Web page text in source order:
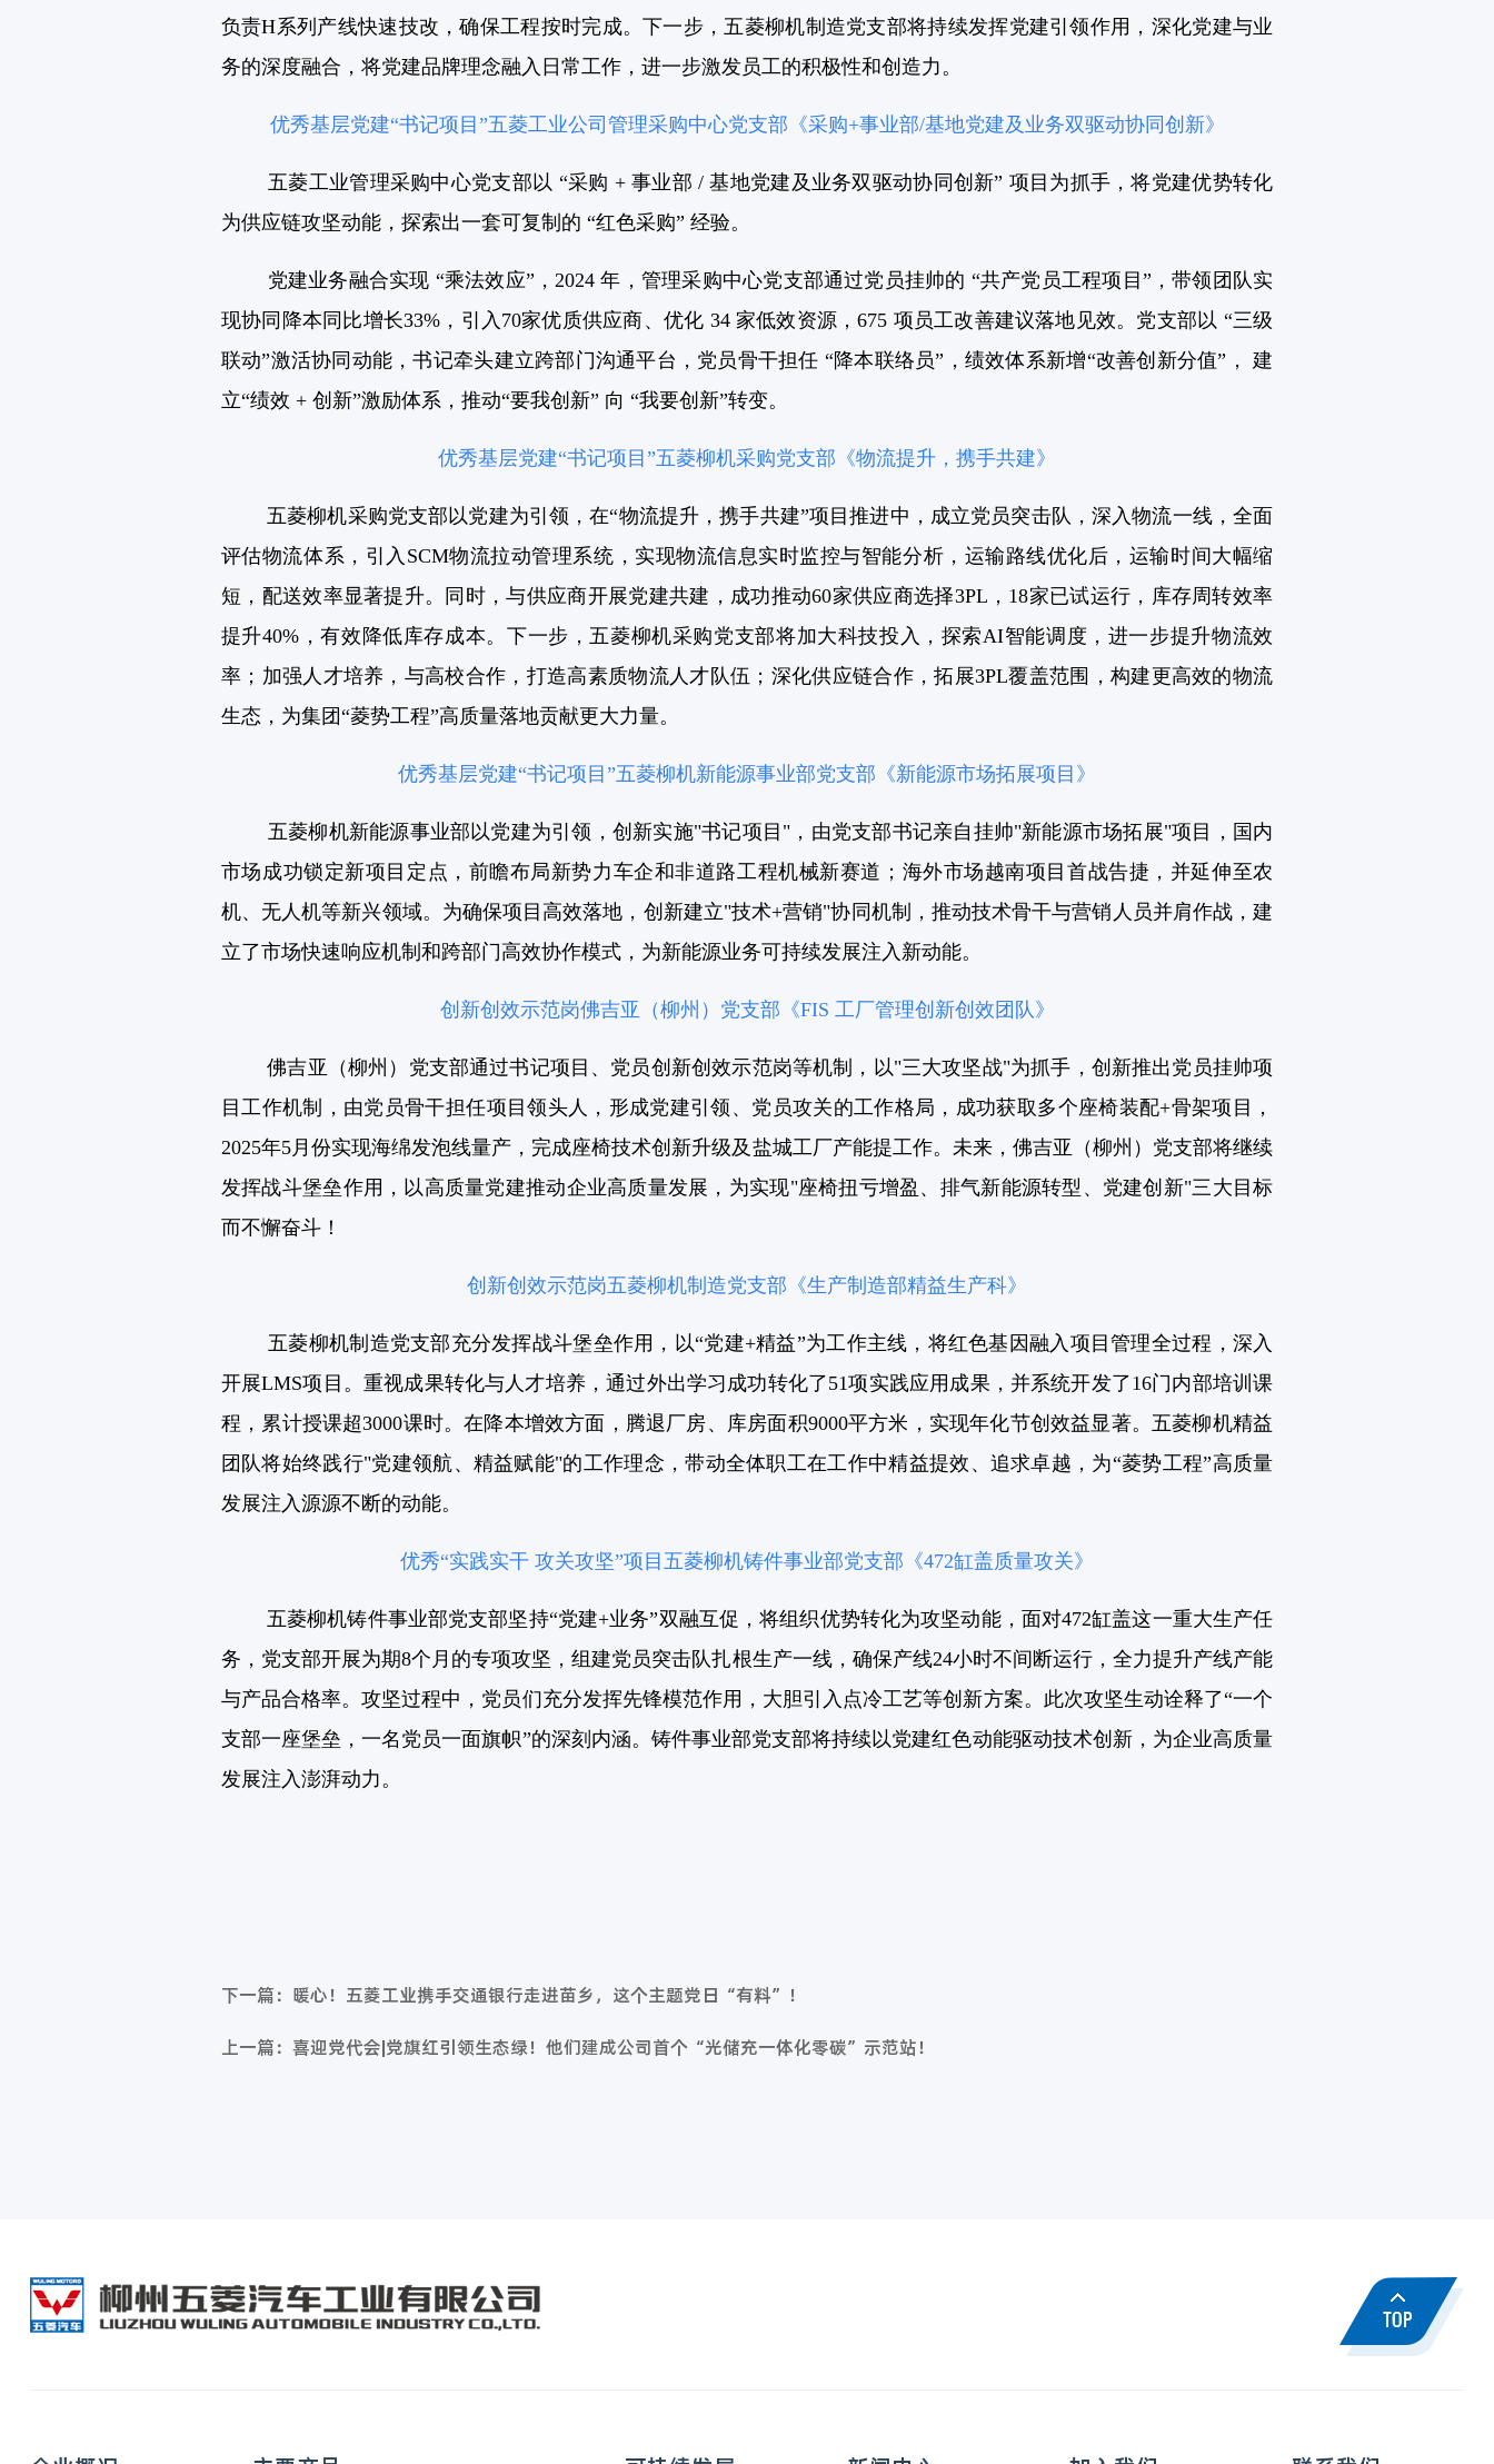
负责H系列产线快速技改，确保工程按时完成。下一步，五菱柳机制造党支部将持续发挥党建引领作用，深化党建与业
务的深度融合，将党建品牌理念融入日常工作，进一步激发员工的积极性和创造力。
优秀基层党建“书记项目”五菱工业公司管理采购中心党支部《采购+事业部/基地党建及业务双驱动协同创新》
五菱工业管理采购中心党支部以 “采购 + 事业部 / 基地党建及业务双驱动协同创新” 项目为抓手，将党建优势转化
为供应链攻坚动能，探索出一套可复制的 “红色采购” 经验。
党建业务融合实现 “乘法效应”，2024 年，管理采购中心党支部通过党员挂帅的 “共产党员工程项目”，带领团队实
现协同降本同比增长33%，引入70家优质供应商、优化 34 家低效资源，675 项员工改善建议落地见效。党支部以 “三级
联动”激活协同动能，书记牵头建立跨部门沟通平台，党员骨干担任 “降本联络员”，绩效体系新增“改善创新分值”， 建
立“绩效 + 创新”激励体系，推动“要我创新” 向 “我要创新”转变。
优秀基层党建“书记项目”五菱柳机采购党支部《物流提升，携手共建》
五菱柳机采购党支部以党建为引领，在“物流提升，携手共建”项目推进中，成立党员突击队，深入物流一线，全面
评估物流体系，引入SCM物流拉动管理系统，实现物流信息实时监控与智能分析，运输路线优化后，运输时间大幅缩
短，配送效率显著提升。同时，与供应商开展党建共建，成功推动60家供应商选择3PL，18家已试运行，库存周转效率
提升40%，有效降低库存成本。下一步，五菱柳机采购党支部将加大科技投入，探索AI智能调度，进一步提升物流效
率；加强人才培养，与高校合作，打造高素质物流人才队伍；深化供应链合作，拓展3PL覆盖范围，构建更高效的物流
生态，为集团“菱势工程”高质量落地贡献更大力量。
优秀基层党建“书记项目”五菱柳机新能源事业部党支部《新能源市场拓展项目》
五菱柳机新能源事业部以党建为引领，创新实施"书记项目"，由党支部书记亲自挂帅"新能源市场拓展"项目，国内
市场成功锁定新项目定点，前瞻布局新势力车企和非道路工程机械新赛道；海外市场越南项目首战告捷，并延伸至农
机、无人机等新兴领域。为确保项目高效落地，创新建立"技术+营销"协同机制，推动技术骨干与营销人员并肩作战，建
立了市场快速响应机制和跨部门高效协作模式，为新能源业务可持续发展注入新动能。
创新创效示范岗佛吉亚（柳州）党支部《FIS 工厂管理创新创效团队》
佛吉亚（柳州）党支部通过书记项目、党员创新创效示范岗等机制，以"三大攻坚战"为抓手，创新推出党员挂帅项
目工作机制，由党员骨干担任项目领头人，形成党建引领、党员攻关的工作格局，成功获取多个座椅装配+骨架项目，
2025年5月份实现海绵发泡线量产，完成座椅技术创新升级及盐城工厂产能提工作。未来，佛吉亚（柳州）党支部将继续
发挥战斗堡垒作用，以高质量党建推动企业高质量发展，为实现"座椅扭亏增盈、排气新能源转型、党建创新"三大目标
而不懈奋斗！
创新创效示范岗五菱柳机制造党支部《生产制造部精益生产科》
五菱柳机制造党支部充分发挥战斗堡垒作用，以“党建+精益”为工作主线，将红色基因融入项目管理全过程，深入
开展LMS项目。重视成果转化与人才培养，通过外出学习成功转化了51项实践应用成果，并系统开发了16门内部培训课
程，累计授课超3000课时。在降本增效方面，腾退厂房、库房面积9000平方米，实现年化节创效益显著。五菱柳机精益
团队将始终践行"党建领航、精益赋能"的工作理念，带动全体职工在工作中精益提效、追求卓越，为“菱势工程”高质量
发展注入源源不断的动能。
优秀“实践实干 攻关攻坚”项目五菱柳机铸件事业部党支部《472缸盖质量攻关》
五菱柳机铸件事业部党支部坚持“党建+业务”双融互促，将组织优势转化为攻坚动能，面对472缸盖这一重大生产任
务，党支部开展为期8个月的专项攻坚，组建党员突击队扎根生产一线，确保产线24小时不间断运行，全力提升产线产能
与产品合格率。攻坚过程中，党员们充分发挥先锋模范作用，大胆引入点冷工艺等创新方案。此次攻坚生动诠释了“一个
支部一座堡垒，一名党员一面旗帜”的深刻内涵。铸件事业部党支部将持续以党建红色动能驱动技术创新，为企业高质量
发展注入澎湃动力。
下一篇：暖心！五菱工业携手交通银行走进苗乡，这个主题党日“有料”！
上一篇：喜迎党代会|党旗红引领生态绿！他们建成公司首个“光储充一体化零碳”示范站！